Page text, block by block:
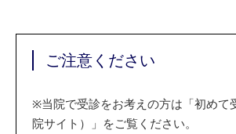
ご注意ください
※当院で受診をお考えの方は「初めて
院サイト）」をご覧ください。